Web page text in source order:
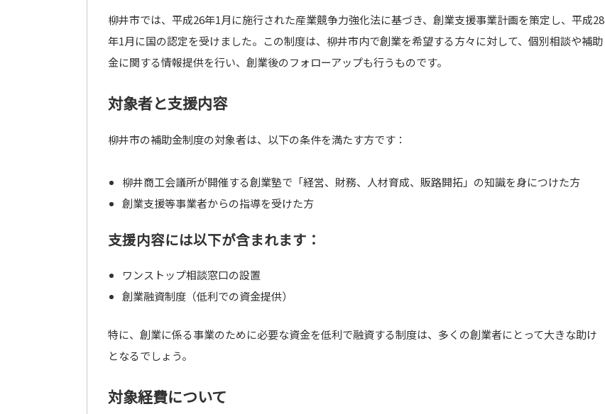
柳井市では、平成26年1月に施行された産業競争力強化法に基づき、創業支援事業計画を策定し、平成28
年1月に国の認定を受けました。この制度は、柳井市内で創業を希望する方々に対して、個別相談や補助
金に関する情報提供を行い、創業後のフォローアップも行うものです。
対象者と支援内容
柳井市の補助金制度の対象者は、以下の条件を満たす方です：
柳井商工会議所が開催する創業塾で「経営、財務、人材育成、販路開拓」の知識を身につけた方
創業支援等事業者からの指導を受けた方
支援内容には以下が含まれます：
ワンストップ相談窓口の設置
創業融資制度（低利での資金提供）
特に、創業に係る事業のために必要な資金を低利で融資する制度は、多くの創業者にとって大きな助け
となるでしょう。
対象経費について